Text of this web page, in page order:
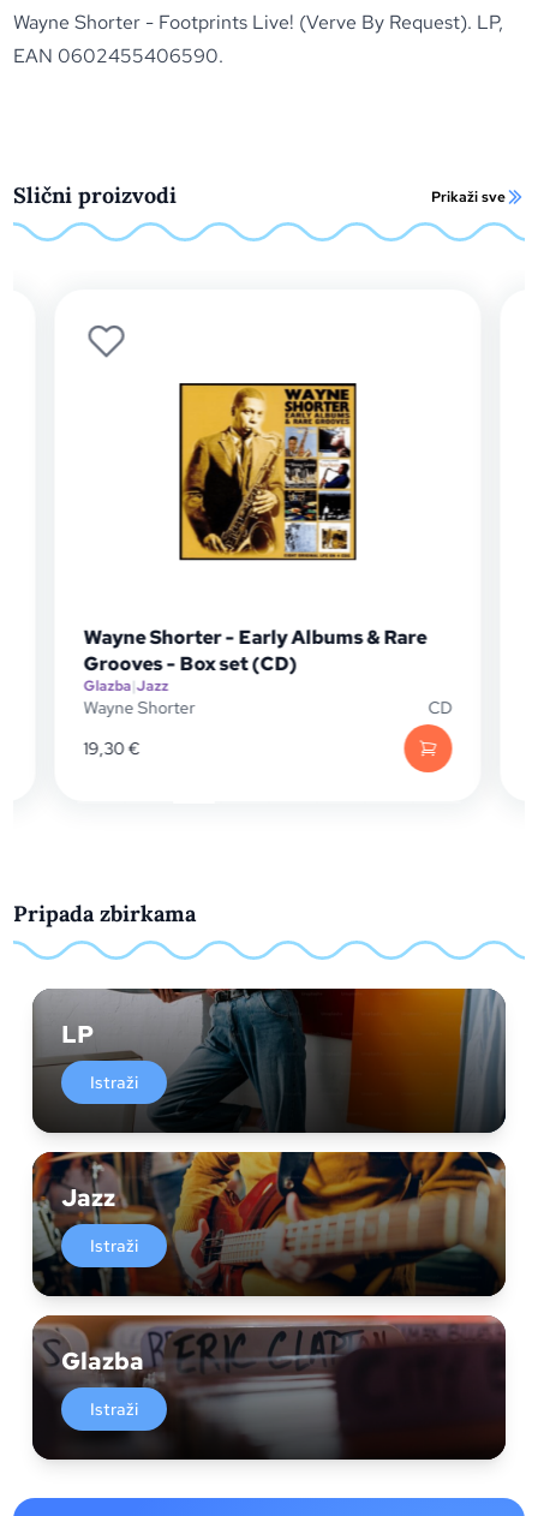
Wayne Shorter - Footprints Live! (Verve By Request). LP,
EAN 0602455406590.
Slični proizvodi Prikaži sve
Wayne Shorter - Early Albums & Rare
Grooves - Box set (CD)
Glazba|Jazz
Wayne Shorter
CD
19,30€
Pripada zbirkama
LP
Istraži
Jazz
Istraži
Glazba
Istraži